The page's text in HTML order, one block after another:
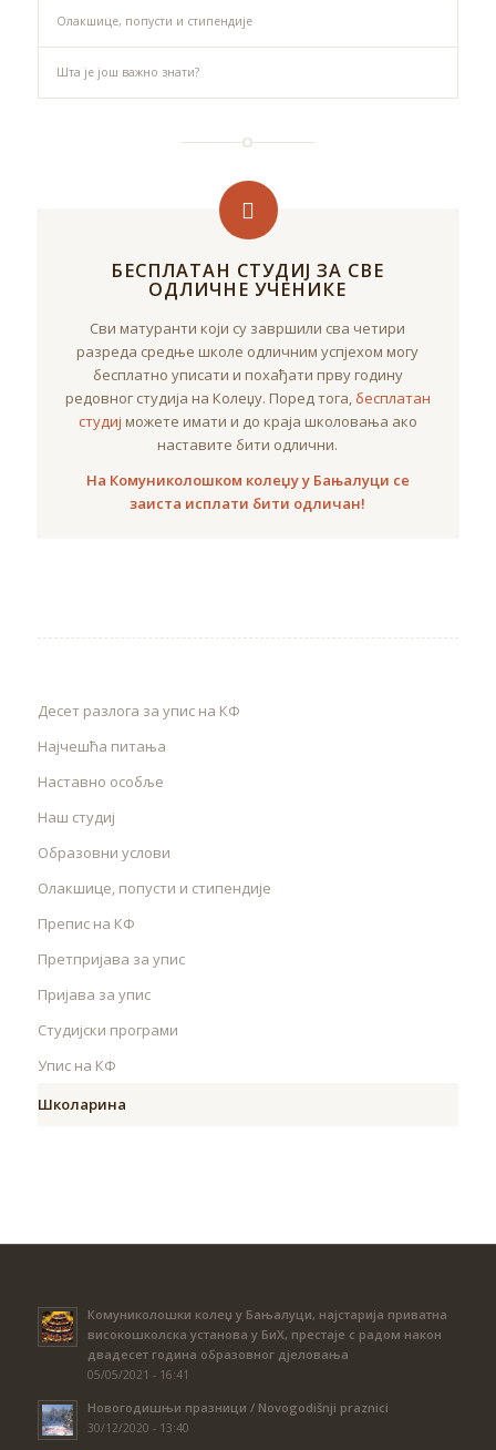
Олакшице, попусти и стипендије
Шта је још важно знати?
БЕСПЛАТАН СТУДИЈ ЗА СВЕ
ОДЛИЧНЕ УЧЕНИКЕ
Сви матуранти који су завршили сва четири
разреда средње школе одличним успјехом могу
бесплатно уписати и похађати прву годину
редовног студија на Колеџу. Поред тога, бесплатан
студиј можете имати и до краја школовања ако
наставите бити одлични.
На Комуниколошком колеџу у Бањалуци се
заиста исплати бити одличан!
Десет разлога за упис на КФ
Најчешћа питања
Наставно особље
Наш студиј
Образовни услови
Олакшице, попусти и стипендије
Препис на КФ
Претпријава за упис
Пријава за упис
Студијски програми
Упис на КФ
Школарина
Комуниколошки колеџ у Бањалуци, најстарија приватна
високошколска установа у БиХ, престаје с радом након
двадесет година образовног дјеловања
05/05/2021 - 16:41
Новогодишњи празници / Novogodišnji praznici
30/12/2020 - 13:40